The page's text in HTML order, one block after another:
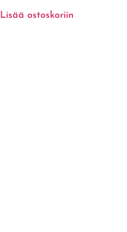
Lisää ostoskoriin